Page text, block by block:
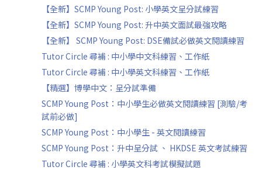
【全新】SCMP Young Post: 小學英文呈分試練習
【全新】SCMP Young Post: 升中英文面試最強攻略
【全新】 SCMP Young Post: DSE備試必做英文閱讀練習
Tutor Circle 尋補 : 中小學中文科練習、工作紙
Tutor Circle 尋補 : 中小學英文科練習、工作紙
【精選】博學中文：呈分試準備
SCMP Young Post：中小學生必做英文閱讀練習 [測驗/考
試前必做]
SCMP Young Post：中小學生 - 英文閱讀練習
SCMP Young Post：升中呈分試 、 HKDSE 英文考試練習
Tutor Circle 尋補 : 小學英文科考試模擬試題